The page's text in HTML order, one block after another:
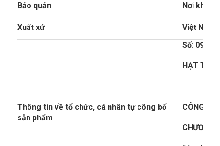
Bảo quản
Nơi khô
Xuất xứ Việt Nam
Thông tin về tổ chức, cá nhân tự công bố
sản phẩm
Số: 09/
HẠT
CÔNG TY
CHƯƠNG